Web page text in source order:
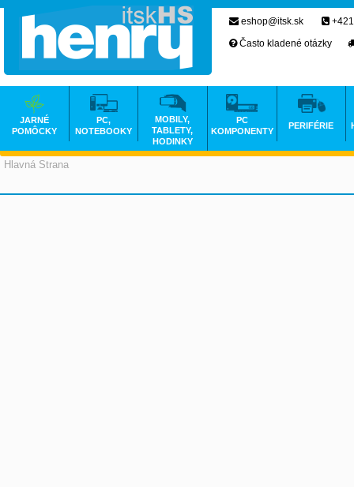
Hlavná Strana
eshop@itsk.sk
Často kladené otázky
JARNÉ
POMÔCKY
PC,
NOTEBOOKY
MOBILY,
TABLETY,
HODINKY
PC
KOMPONENTY
PERIFÉRIE